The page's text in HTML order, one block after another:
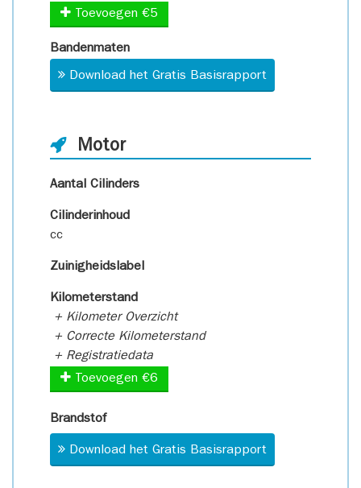
Toevoegen €5
Bandenmaten
Download het Gratis Basisrapport
Motor
Aantal Cilinders
Cilinderinhoud
cc
Zuinigheidslabel
Kilometerstand
+ Kilometer Overzicht
+ Correcte Kilometerstand
+ Registratiedata
Toevoegen €6
Brandstof
Download het Gratis Basisrapport